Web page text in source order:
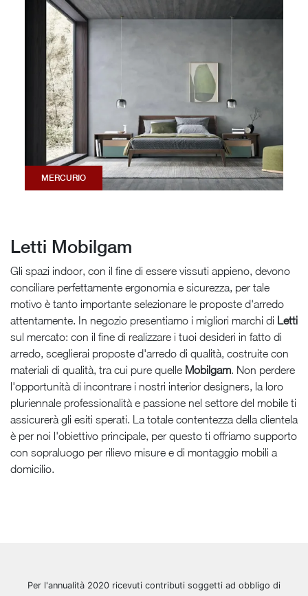
MERCURIO
Letti Mobilgam
Gli spazi indoor, con il fine di essere vissuti appieno, devono
conciliare perfettamente ergonomia e sicurezza, per tale
motivo è tanto importante selezionare le proposte d'arredo
attentamente. In negozio presentiamo i migliori marchi di Letti
sul mercato: con il fine di realizzare i tuoi desideri in fatto di
arredo, sceglierai proposte d'arredo di qualità, costruite con
materiali di qualità, tra cui pure quelle Mobilgam. Non perdere
l'opportunità di incontrare i nostri interior designers, la loro
pluriennale professionalità e passione nel settore del mobile ti
assicurerà gli esiti sperati. La totale contentezza della clientela
è per noi l'obiettivo principale, per questo ti offriamo supporto
con sopraluogo per rilievo misure e di montaggio mobili a
domicilio.
Per l'annualità 2020 ricevuti contributi soggetti ad obbligo di